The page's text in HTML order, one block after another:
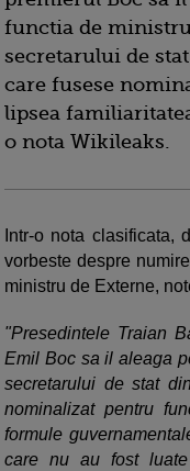
functia de
secretarului de
care fusese
lipsea
o nota Wikileaks.
Intr-o nota clasificata,
vorbeste despre
ministru de Externe,
"Presedintele Traian
Emil Boc sa il aleaga
secretarului de stat
nominalizat pentru
formule
care nu au fost